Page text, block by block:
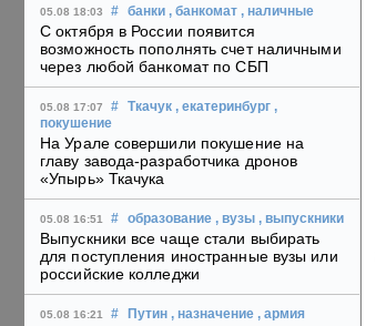
05.08 18:03 # банки , банкомат , наличные
С октября в России появится
возможность пополнять счет наличными
через любой банкомат по СБП
05.08 17:07 # Ткачук , екатеринбург ,
покушение
На Урале совершили покушение на
главу завода-разработчика дронов
«Упырь» Ткачука
05.08 16:51 # образование , вузы , выпускники
Выпускники все чаще стали выбирать
для поступления иностранные вузы или
российские колледжи
05.08 16:21 # Путин , назначение , армия